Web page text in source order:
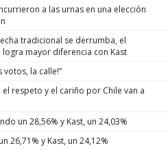
a las urnas en una elección
tradicional se derrumba, el
logra mayor diferencia con Kast
votos, la calle!”
respeto y el cariño por Chile van a
un 28,56% y Kast, un 24,03%
26,71% y Kast, un 24,12%